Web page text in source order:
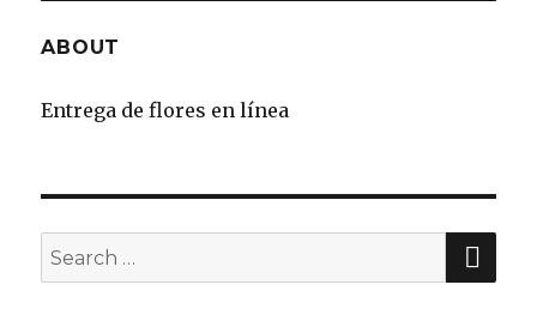
ABOUT
Entrega de flores en línea
Search
for: